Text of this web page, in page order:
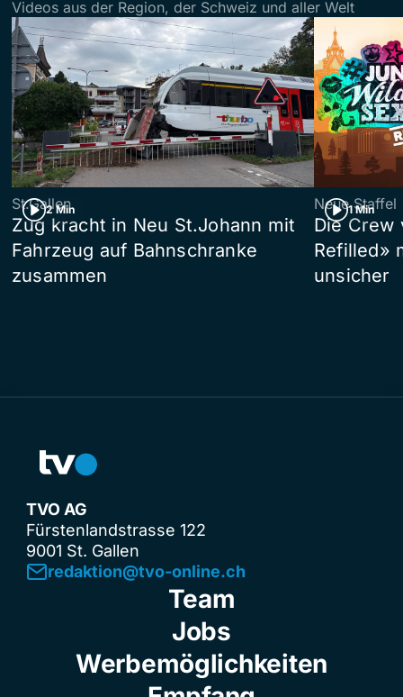
Videos aus der Region, der Schweiz und aller Welt
2 Min
St.Gallen
Zug kracht in Neu St.Johann mit
Fahrzeug auf Bahnschranke
zusammen
1 Min
Neue Staffel
Die Crew
Refilled»
unsicher
TVO AG
Fürstenlandstrasse 122
9001 St. Gallen
redaktion@tvo-online.ch
Team
Jobs
Werbemöglichkeiten